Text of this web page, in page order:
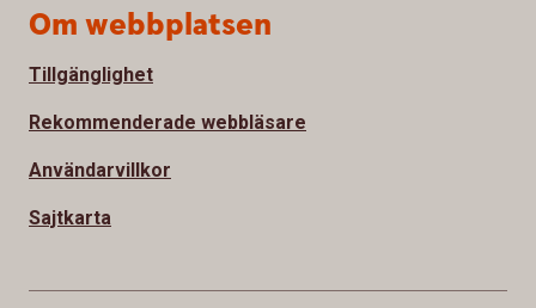
Om webbplatsen
Tillgänglighet
Rekommenderade webbläsare
Användarvillkor
Sajtkarta